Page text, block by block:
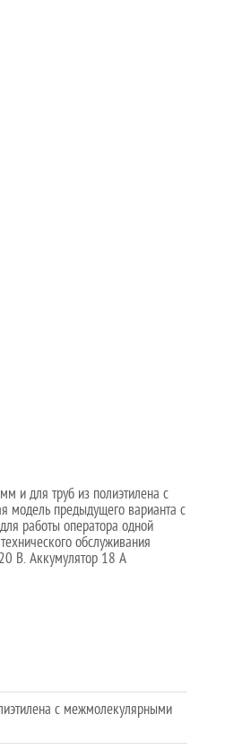
и для труб из полиэтилена с
модель предыдущего варианта с
работы оператора одной
обслуживания
В. Аккумулятор 18 А
с межмолекулярными